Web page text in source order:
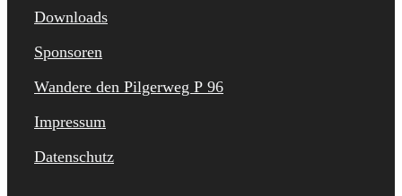
Downloads
Sponsoren
Wandere den Pilgerweg P 96
Impressum
Datenschutz